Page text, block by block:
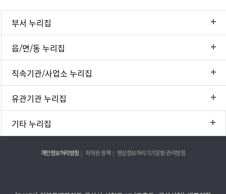
부서 누리집
읍/면/동 누리집
직속기관/사업소 누리집
유관기관 누리집
기타 누리집
개인정보처리방침 저작권 정책 영상정보처리기기운영·관리방침